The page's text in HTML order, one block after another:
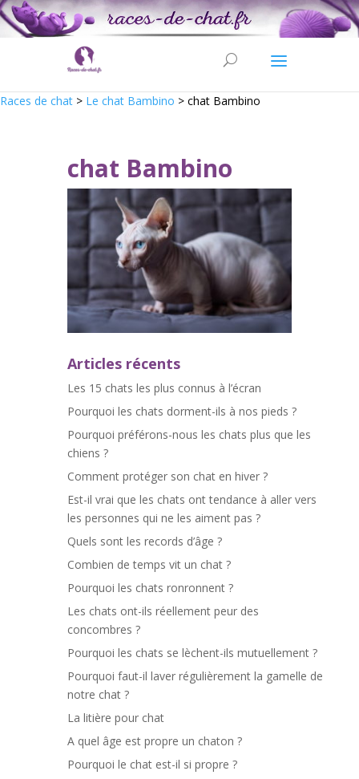
Races de chat > Le chat Bambino > chat Bambino
chat Bambino
Articles récents
Les 15 chats les plus connus à l’écran
Pourquoi les chats dorment-ils à nos pieds ?
Pourquoi préférons-nous les chats plus que les
chiens ?
Comment protéger son chat en hiver ?
Est-il vrai que les chats ont tendance à aller vers
les personnes qui ne les aiment pas ?
Quels sont les records d’âge ?
Combien de temps vit un chat ?
Pourquoi les chats ronronnent ?
Les chats ont-ils réellement peur des
concombres ?
Pourquoi les chats se lèchent-ils mutuellement ?
Pourquoi faut-il laver régulièrement la gamelle de
notre chat ?
La litière pour chat
A quel âge est propre un chaton ?
Pourquoi le chat est-il si propre ?